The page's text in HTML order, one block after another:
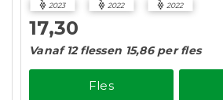
2023 2022 2022
17,30
Vanaf 12 flessen 15,86 per fles
Fles